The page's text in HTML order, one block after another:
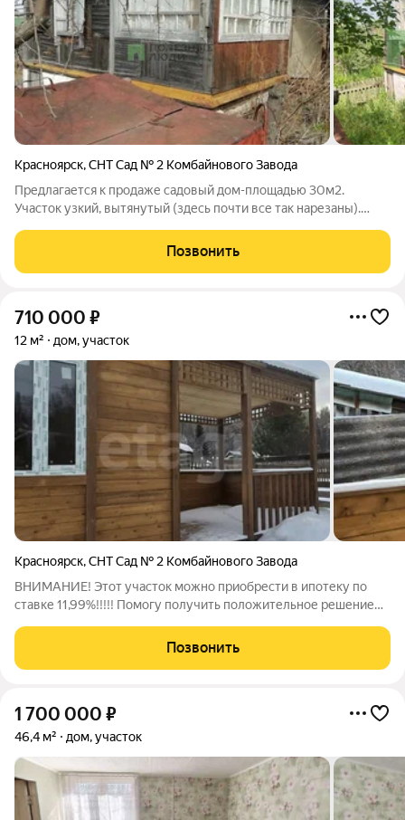
Красноярск,СНТ Сад № 2 Комбайнового Завода
Предлагается к продаже садовый дом-площадью 30м2.
Участок узкий, вытянутый (здесь почти все так нарезаны).
Ветлужанке 500 метров. Обратно метров 150 возвращаться в
гору, если кто без машины, то
Позвонить
710 000 ₽
12 м² дом, участок
Красноярск,СНТ Сад № 2 Комбайнового Завода
ВНИМАНИЕ! Этот участок можно приобрести в ипотеку по
ставке 11,99%!!!!! Помогу получить положительное решение
Мечта - ваша городская резиденция для отдыха и творчества.
Представьте: после
Позвонить
1 700 000 ₽
46,4 м² дом, участок